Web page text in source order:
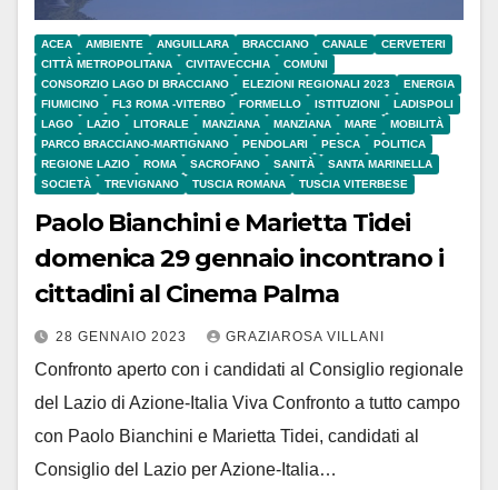
ACEA AMBIENTE ANGUILLARA BRACCIANO CANALE
CERVETERI
CITTÀ METROPOLITANA
CIVITAVECCHIA
COMUNI
CONSORZIO LAGO DI BRACCIANO
ELEZIONI REGIONALI 2023
ENERGIA
FIUMICINO
FL3 ROMA -VITERBO FORMELLO ISTITUZIONI
LADISPOLI
LAGO
LAZIO LITORALE MANZIANA MANZIANA MARE
MOBILITÀ
PARCO BRACCIANO-MARTIGNANO
PENDOLARI PESCA
POLITICA
REGIONE LAZIO
ROMA SACROFANO SANITÀ
SANTA MARINELLA
SOCIETÀ
TREVIGNANO TUSCIA ROMANA TUSCIA VITERBESE
Paolo Bianchini e Marietta Tidei
domenica 29 gennaio incontrano i
cittadini al Cinema Palma
28 GENNAIO 2023 GRAZIAROSA VILLANI
Confronto aperto con i candidati al Consiglio regionale
del Lazio di Azione-Italia Viva Confronto a tutto campo
con Paolo Bianchini e Marietta Tidei, candidati al
Consiglio del Lazio per Azione-Italia…